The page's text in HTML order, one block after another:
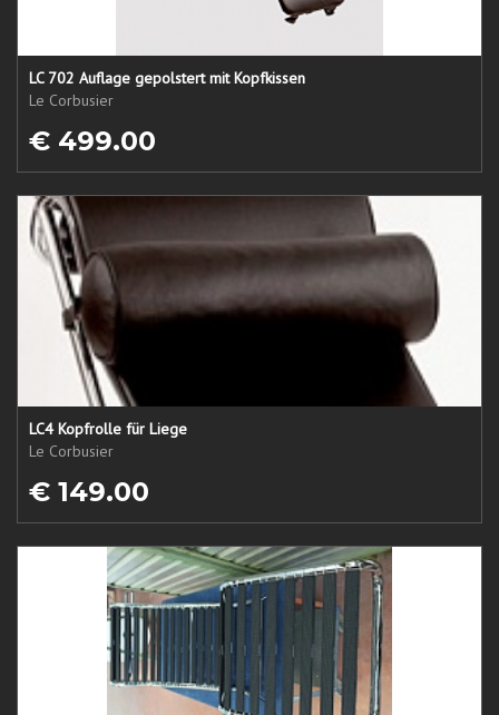
LC 702 Auflage gepolstert mit Kopfkissen
Le Corbusier
€ 499.00
LC4 Kopfrolle für Liege
Le Corbusier
€ 149.00